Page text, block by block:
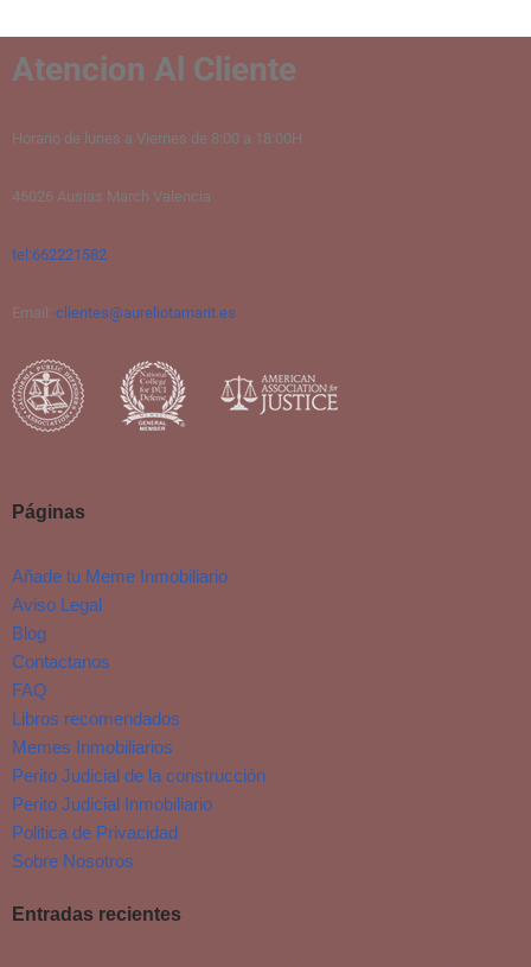
Atencion Al Cliente
Horario de lunes a Viernes de 8:00 a 18:00H
46026 Ausias March Valencia
tel:662221582
Email: clientes@aureliotamarit.es
Páginas
Añade tu Meme Inmobiliario
Aviso Legal
Blog
Contactanos
FAQ
Libros recomendados
Memes Inmobiliarios
Perito Judicial de la construcción
Perito Judicial Inmobiliario
Politica de Privacidad
Sobre Nosotros
Entradas recientes